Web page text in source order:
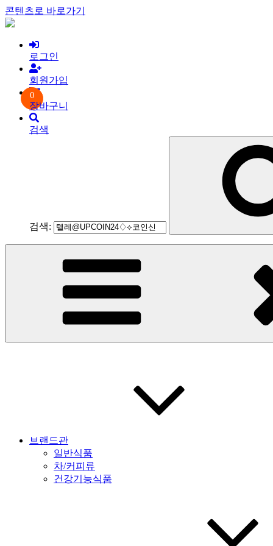
콘텐츠로 바로가기
로그인
회원가입
0
장바구니
검색
검색:
브랜드관
일반식품
차/커피류
건강기능식품